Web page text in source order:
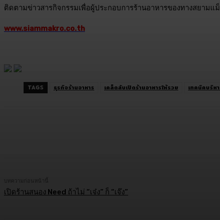
ติดตามข่าวสารกิจกรรมเพื่อผู้ประกอบการร้านอาหารของทางสยามแ
www.siammakro.co.th
TAGS ธุรกิจร้านอาหาร เคล็ดลับเปิดร้านอาหารให้รวย เทคนิคบริห
บทความก่อนหน้านี้
เปิดร้านสนอง Need ถ้าไม่ “เจ๋ง” ก็ “เจ๊ง”